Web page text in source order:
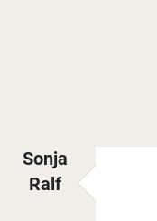
Sonja
Ralf